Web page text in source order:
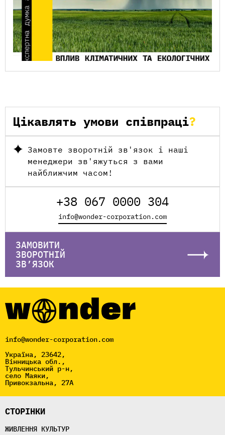
Цікавлять умови співпраці
Замовте зворотній зв'язок і наші
менеджери зв'яжуться з вами
найближчим часом!
+38 067 0000 304
info@wonder-corporation.com
ЗАМОВИТИ
ЗВОРОТНІЙ
ЗВ’ЯЗОК
info@wonder-corporation.com
Україна, 23642,
Вінницька обл.,
Тульчинський р-н,
село Маяки,
Привокзальна, 27А
СТОРІНКИ
ЖИВЛЕННЯ КУЛЬТУР